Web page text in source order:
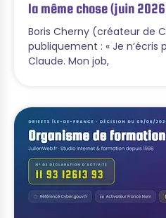
la même chose (juin
Boris Cherny (créateur de
publiquement : « Je n’écris
Claude. Mon job,